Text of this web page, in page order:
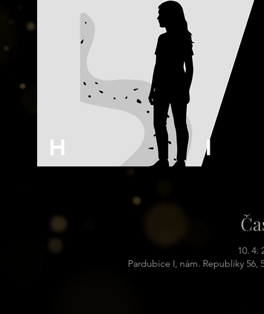
10. 4.
Pardubice I, nám. Republiky 56,